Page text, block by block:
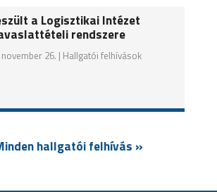
a Logisztikai Intézet
rendszere
26. | Hallgatói felhívások
hallgatói felhívás »